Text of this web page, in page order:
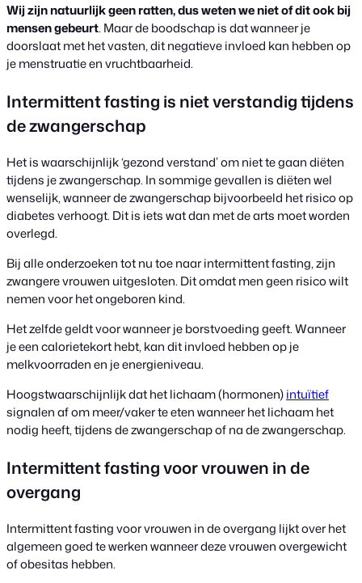
Wij zijn natuurlijk geen ratten, dus weten we niet of dit ook bij
mensen gebeurt. Maar de boodschap is dat wanneer je
doorslaat met het vasten, dit negatieve invloed kan hebben op
je menstruatie en vruchtbaarheid.
Intermittent fasting is niet verstandig tijdens
de zwangerschap
Het is waarschijnlijk ‘gezond verstand’ om niet te gaan diëten
tijdens je zwangerschap. In sommige gevallen is diëten wel
wenselijk, wanneer de zwangerschap bijvoorbeeld het risico op
diabetes verhoogt. Dit is iets wat dan met de arts moet worden
overlegd.
Bij alle onderzoeken tot nu toe naar intermittent fasting, zijn
zwangere vrouwen uitgesloten. Dit omdat men geen risico wilt
nemen voor het ongeboren kind.
Het zelfde geldt voor wanneer je borstvoeding geeft. Wanneer
je een calorietekort hebt, kan dit invloed hebben op je
melkvoorraden en je energieniveau.
Hoogstwaarschijnlijk dat het lichaam (hormonen)intuïtief
signalen af om meer/vaker te eten wanneer het lichaam het
nodig heeft, tijdens de zwangerschap of na de zwangerschap.
Intermittent fasting voor vrouwen in de
overgang
Intermittent fasting voor vrouwen in de overgang lijkt over het
algemeen goed te werken wanneer deze vrouwen overgewicht
of obesitas hebben.